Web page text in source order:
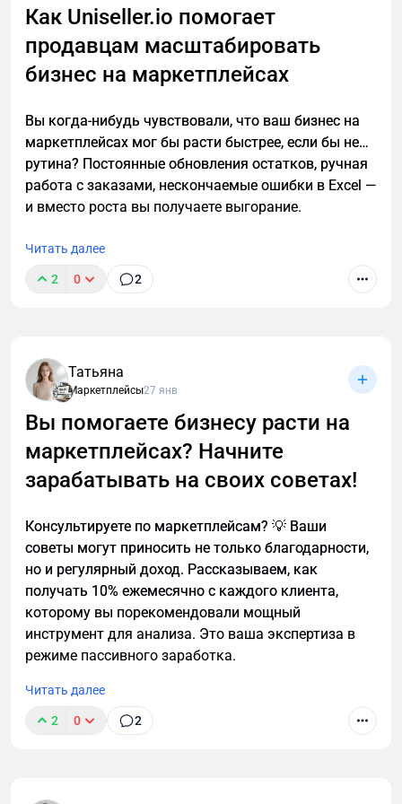
MPBalance.ru — это сервис, который закрывает
финансовый учёт на маркетплейсах системно, а не
«костылями». Он соединяет Wildberries и
разрозненные отчёты, заказы и остатки в единую
понятную картину.
Как это выглядит на практике. Заказы и продажи с
маркетплейсов автоматически подтягиваются в
систему, статусы синхронизируются в обе стороны,
разбираются и превращаются в нормальные
финансовые документы: комиссии, возвраты,
Отдельный плюс — работа с большими
каталогами. Когда у вас тысячи SKU, ручное
сопоставление товаров становится адом. В
MPBalance это решено через интеллектуальную
привязку по артикулам и штрихкодам, массовые
операции и быстрый интерфейс, который
Что получает бизнес в итоге. Во-первых, экономию
времени — в среднем 10–15 часов в неделю только
на отчётах и сверках. Во-вторых, точность: данные
сходятся автоматически, а ошибки из-за
человеческого фактора практически исчезают. В-
третьих, прозрачность — становится понятно,
просто крутят оборот и съедают маржу.
MPBalance подходит не только одиночным
настраивать роли и права доступа, работать
Как Uniseller.io помогает
продавцам масштабировать
бизнес на маркетплейсах
Вы когда-нибудь чувствовали, что ваш бизнес на
маркетплейсах мог бы расти быстрее, если бы не…
рутина? Постоянные обновления остатков, ручная
работа с заказами, нескончаемые ошибки в Excel —
и вместо роста вы получаете выгорание.
Читать далее
2 0 2
Татьяна
Маркетплейсы27 янв
Вы помогаете бизнесу расти на
маркетплейсах? Начните
зарабатывать на своих советах!
Консультируете по маркетплейсам? 💡 Ваши
советы могут приносить не только благодарности,
но и регулярный доход. Рассказываем, как
получать 10% ежемесячно с каждого клиента,
которому вы порекомендовали мощный
инструмент для анализа. Это ваша экспертиза в
режиме пассивного заработка.
Читать далее
2 0 2